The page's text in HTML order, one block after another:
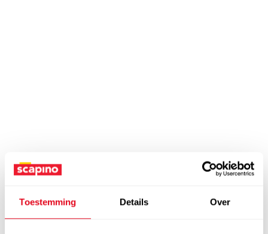
Toestemming Details Over